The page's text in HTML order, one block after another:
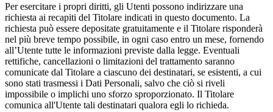
Per esercitare i propri diritti, gli Utenti possono indirizzare una
richiesta ai recapiti del Titolare indicati in questo documento. La
richiesta può essere depositate gratuitamente e il Titolare risponderà
nel più breve tempo possibile, in ogni caso entro un mese, fornendo
all’Utente tutte le informazioni previste dalla legge. Eventuali
rettifiche, cancellazioni o limitazioni del trattamento saranno
comunicate dal Titolare a ciascuno dei destinatari, se esistenti, a cui
sono stati trasmessi i Dati Personali, salvo che ciò si riveli
impossibile o implichi uno sforzo sproporzionato. Il Titolare
comunica all'Utente tali destinatari qualora egli lo richieda.